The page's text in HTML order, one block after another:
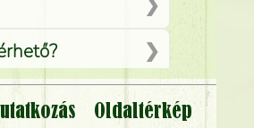
Oldaltérkép